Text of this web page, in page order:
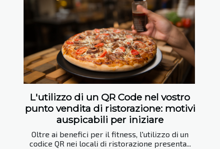
L'utilizzo di un QR Code nel vostro
punto vendita di ristorazione: motivi
auspicabili per iniziare
Oltre ai benefici per il fitness, l'utilizzo di un
codice QR nei locali di ristorazione presenta...